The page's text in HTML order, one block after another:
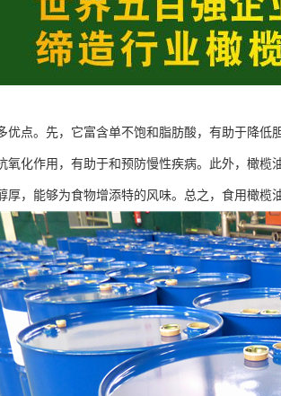
优点。先，它富含单不饱和脂肪酸，有助于降
氧化作用，有助于和预防慢性疾病。此外，橄
厚，能够为食物增添特的风味。总之，食用橄榄